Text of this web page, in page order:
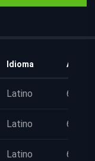
Idioma
Latino 6 años
Latino 6 años
Latino 6 años